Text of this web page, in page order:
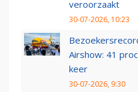
veroorzaakt
30-07-2026, 10:23
Airshow: 41
keer
30-07-2026, 9:30